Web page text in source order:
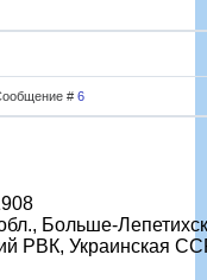
# 6
Больше-
РВК, Украинская